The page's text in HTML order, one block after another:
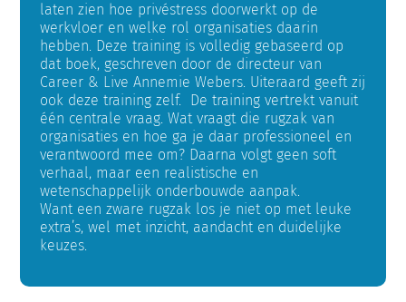
laten zien hoe privéstress doorwerkt op de
werkvloer en welke rol organisaties daarin
hebben. Deze training is volledig gebaseerd op
dat boek, geschreven door de directeur van
Career & Live Annemie Webers. Uiteraard geeft zij
ook deze training zelf. De training vertrekt vanuit
één centrale vraag. Wat vraagt die rugzak van
organisaties en hoe ga je daar professioneel en
verantwoord mee om? Daarna volgt geen soft
verhaal, maar een realistische en
wetenschappelijk onderbouwde aanpak.
Want een zware rugzak los je niet op met leuke
extra’s, wel met inzicht, aandacht en duidelijke
keuzes.